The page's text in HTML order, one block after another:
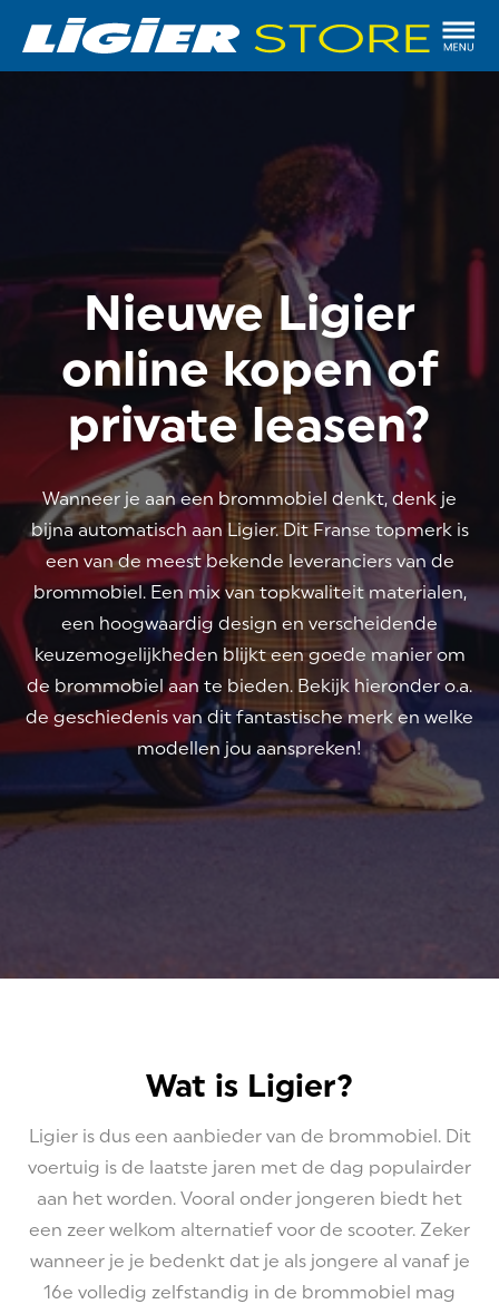
Nieuwe Ligier
online kopen of
private leasen?
Wanneer je aan een brommobiel denkt, denk je
bijna automatisch aan Ligier. Dit Franse topmerk is
een van de meest bekende leveranciers van de
brommobiel. Een mix van topkwaliteit materialen,
een hoogwaardig design en verscheidende
keuzemogelijkheden blijkt een goede manier om
de brommobiel aan te bieden. Bekijk hieronder o.a.
de geschiedenis van dit fantastische merk en welke
modellen jou aanspreken!
Wat is Ligier?
Ligier is dus een aanbieder van de brommobiel. Dit
voertuig is de laatste jaren met de dag populairder
aan het worden. Vooral onder jongeren biedt het
een zeer welkom alternatief voor de scooter. Zeker
wanneer je je bedenkt dat je als jongere al vanaf je
16e volledig zelfstandig in de brommobiel mag